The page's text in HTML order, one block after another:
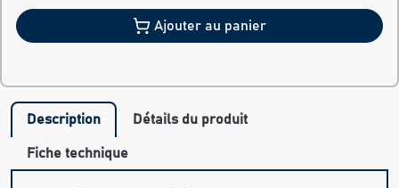
Ajouter au panier
Description Détails du produit
Fiche technique